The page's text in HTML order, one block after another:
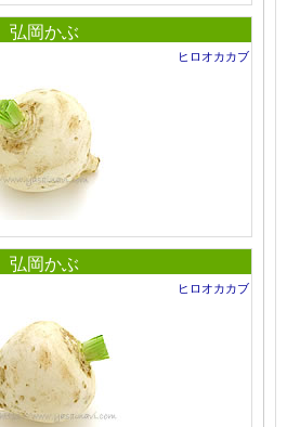
弘岡かぶ
ヒロオカカブ
弘岡かぶ
ヒロオカカブ